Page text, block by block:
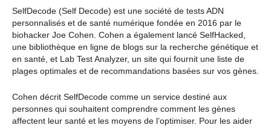
SelfDecode (Self Decode) est une société de tests ADN
personnalisés et de santé numérique fondée en 2016 par le
biohacker Joe Cohen. Cohen a également lancé SelfHacked,
une bibliothèque en ligne de blogs sur la recherche génétique et
en santé, et Lab Test Analyzer, un site qui fournit une liste de
plages optimales et de recommandations basées sur vos gènes.
Cohen décrit SelfDecode comme un service destiné aux
personnes qui souhaitent comprendre comment les gènes
affectent leur santé et les moyens de l’optimiser. Pour les aider